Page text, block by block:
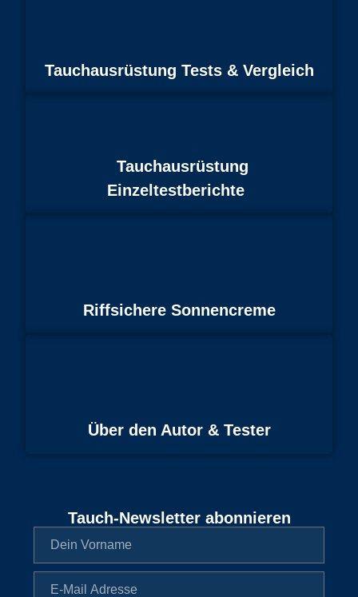
Tauchausrüstung Tests & Vergleich
Tauchausrüstung
Einzeltestberichte
Riffsichere Sonnencreme
Über den Autor & Tester
Tauch-Newsletter abonnieren